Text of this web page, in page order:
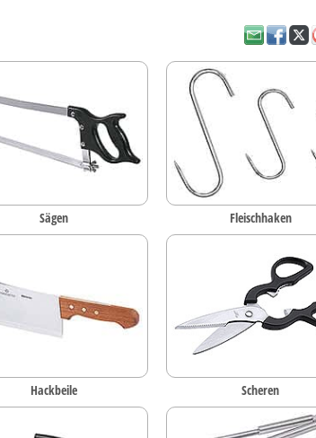
Sägen Fleischhaken
Hackbeile Scheren